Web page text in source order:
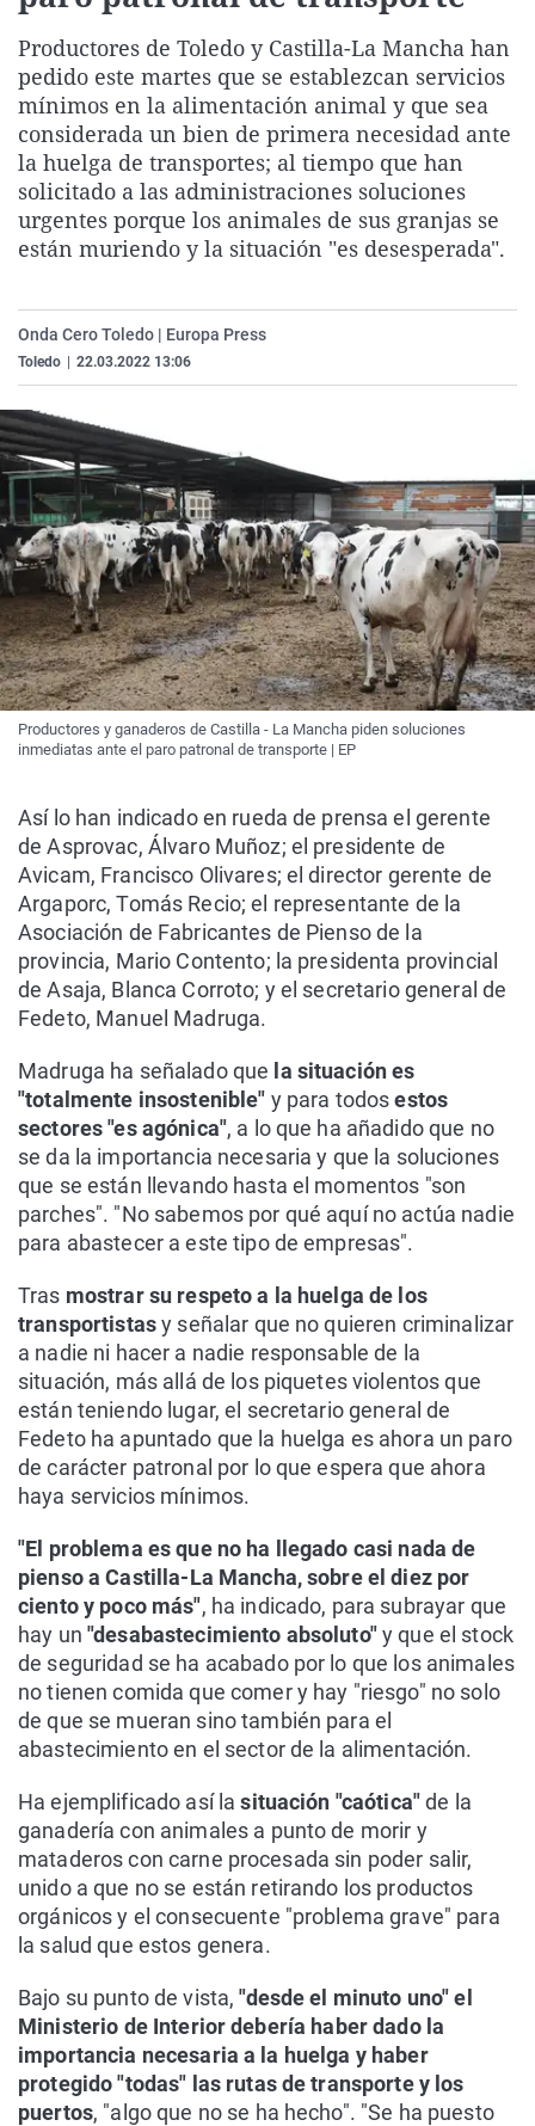
La rosa de los vientos
Gente viajera
Como el perro y el
Caso
Retornados
Equipo de
Operación Viuda
Extremadura
Galicia
La Rioja
Navarra
País Vasco
Virales
Televisión
Elecciones
Productores de Toledo y Castilla-La Mancha han
pedido este martes que se establezcan servicios
mínimos en la alimentación animal y que sea
considerada un bien de primera necesidad ante
la huelga de transportes; al tiempo que han
solicitado a las administraciones soluciones
urgentes porque los animales de sus granjas se
están muriendo y la situación "es desesperada".
Onda Cero Toledo | Europa Press
Toledo 22.03.2022 13:06
Productores y ganaderos de Castilla - La Mancha piden soluciones
inmediatas ante el paro patronal de transporte | EP
Así lo han indicado en rueda de prensa el gerente
de Asprovac, Álvaro Muñoz; el presidente de
Avicam, Francisco Olivares; el director gerente de
Argaporc, Tomás Recio; el representante de la
Asociación de Fabricantes de Pienso de la
provincia, Mario Contento; la presidenta provincial
de Asaja, Blanca Corroto; y el secretario general de
Fedeto, Manuel Madruga.
Madruga ha señalado que la situación es
"totalmente insostenible" y para todosestos
sectores "es agónica", a lo que ha añadido que no
se da la importancia necesaria y que la soluciones
que se están llevando hasta el momentos "son
parches". "No sabemos por qué aquí no actúa nadie
para abastecer a este tipo de empresas".
Tras mostrar su respeto a la huelga de los
transportistasy señalar que no quieren criminalizar
a nadie ni hacer a nadie responsable de la
situación, más allá de los piquetes violentos que
están teniendo lugar, el secretario general de
Fedeto ha apuntado que la huelga es ahora un paro
de carácter patronal por lo que espera que ahora
haya servicios mínimos.
"El problema es que no ha llegado casi nada de
pienso a Castilla-La Mancha, sobre el diez por
ciento y poco más", ha indicado, para subrayar que
hay un "desabastecimiento absoluto"y que el stock
de seguridad se ha acabado por lo que los animales
no tienen comida que comer y hay "riesgo" no solo
de que se mueran sino también para el
abastecimiento en el sector de la alimentación.
Ha ejemplificado así lasituación "caótica"de la
ganadería con animales a punto de morir y
mataderos con carne procesada sin poder salir,
unido a que no se están retirando los productos
orgánicos y el consecuente "problema grave" para
la salud que estos genera.
Bajo su punto de vista, "desde el minuto uno" el
Ministerio de Interior debería haber dado la
importancia necesaria a la huelga y haber
protegido "todas" las rutas de transporte y los
puertos, "algo que no se ha hecho". "Se ha puesto